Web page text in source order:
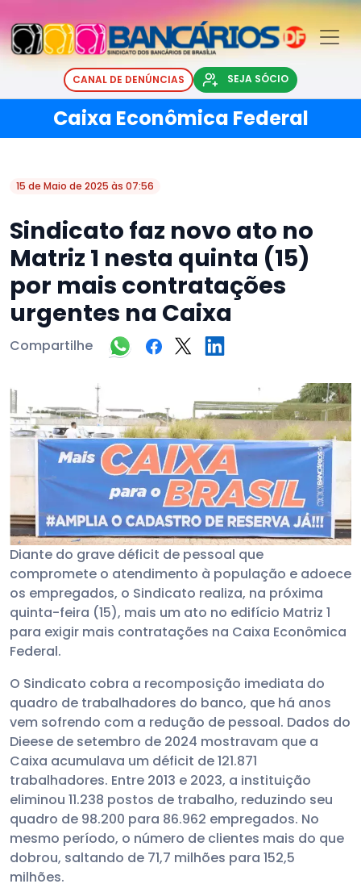
CANAL DE DENÚNCIAS SEJA SÓCIO
Caixa Econômica Federal
15 de Maio de 2025 às 07:56
Sindicato faz novo ato no
Matriz 1 nesta quinta (15)
por mais contratações
urgentes na Caixa
Compartilhe
Diante do grave déficit de pessoal que
compromete o atendimento à população e adoece
os empregados, o Sindicato realiza, na próxima
quinta-feira (15), mais um ato no edifício Matriz 1
para exigir mais contratações na Caixa Econômica
Federal.
O Sindicato cobra a recomposição imediata do
quadro de trabalhadores do banco, que há anos
vem sofrendo com a redução de pessoal. Dados do
Dieese de setembro de 2024 mostravam que a
Caixa acumulava um déficit de 121.871
trabalhadores. Entre 2013 e 2023, a instituição
eliminou 11.238 postos de trabalho, reduzindo seu
quadro de 98.200 para 86.962 empregados. No
mesmo período, o número de clientes mais do que
dobrou, saltando de 71,7 milhões para 152,5
milhões.